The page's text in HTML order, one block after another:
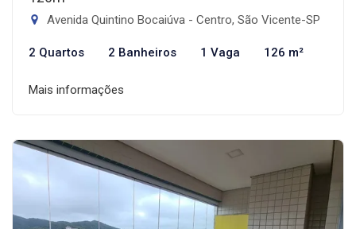
Avenida Quintino Bocaiúva - Centro, São Vicente-SP
2 Quartos 2 Banheiros 1 Vaga 126 m²
Mais informações